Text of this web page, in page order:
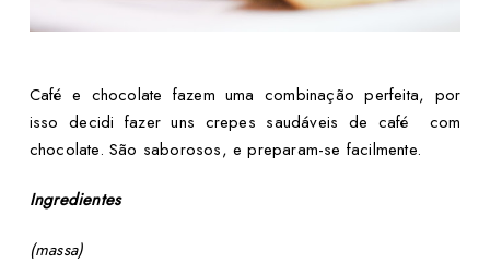
Café e chocolate fazem uma combinação perfeita, por
isso decidi fazer uns crepes saudáveis de café com
chocolate. São saborosos, e preparam-se facilmente.
Ingredientes
(massa)